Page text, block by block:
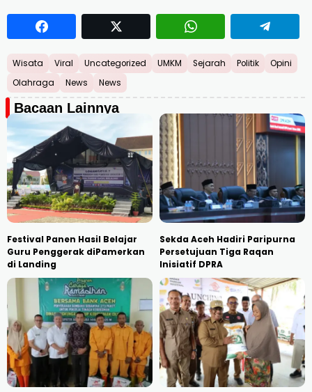
Wisata Viral Uncategorized UMKM Sejarah Politik
Opini
Olahraga
News News
Bacaan Lainnya
Festival Panen Hasil Belajar
Guru Penggerak diPamerkan
di Landing
Sekda Aceh Hadiri Paripurna
Persetujuan Tiga Raqan
Inisiatif DPRA